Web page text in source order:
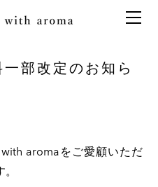
一部改定のお知ら
aromaをご愛顧いただ
報
情報
ト／講習会
デザイン
期便
レクション